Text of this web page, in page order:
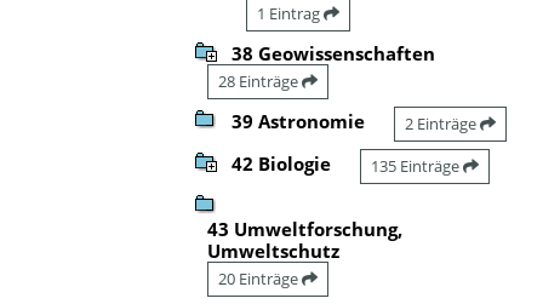
1 Eintrag
38 Geowissenschaften
28 Einträge
39 Astronomie 2 Einträge
42 Biologie 135 Einträge
43 Umweltforschung,
Umweltschutz
20 Einträge